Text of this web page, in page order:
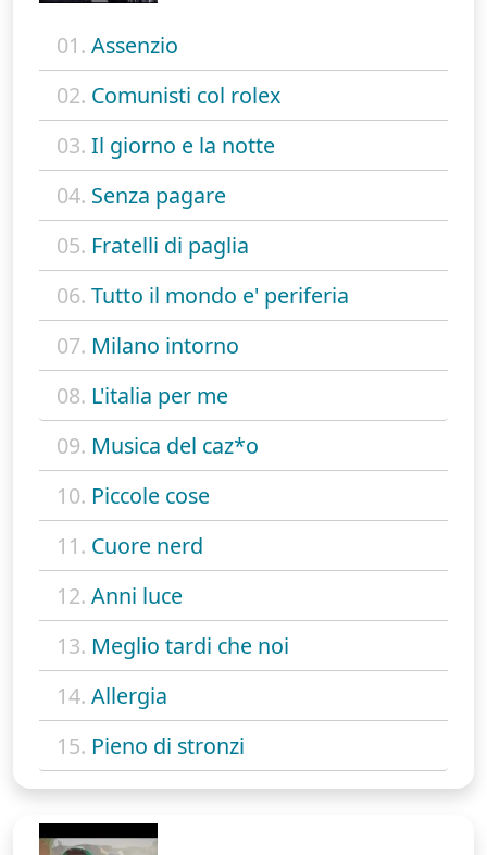
01. Assenzio
02. Comunisti col rolex
03. Il giorno e la notte
04. Senza pagare
05. Fratelli di paglia
06. Tutto il mondo e' periferia
07. Milano intorno
08. L'italia per me
09. Musica del caz*o
10. Piccole cose
11. Cuore nerd
12. Anni luce
13. Meglio tardi che noi
14. Allergia
15. Pieno di stronzi